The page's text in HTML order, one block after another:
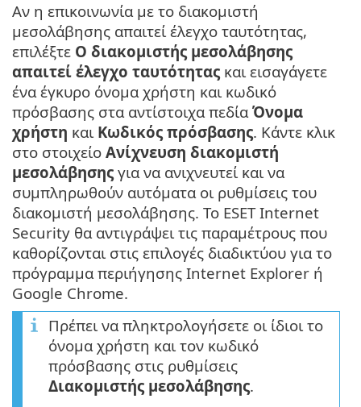
Αν η επικοινωνία με το διακομιστή
μεσολάβησης απαιτεί έλεγχο ταυτότητας,
επιλέξτε Ο διακομιστής μεσολάβησης
απαιτεί έλεγχο ταυτότητας και εισαγάγετε
ένα έγκυρο όνομα χρήστη και κωδικό
πρόσβασης στα αντίστοιχα πεδίαΌνομα
χρήστη και Κωδικός πρόσβασης. Κάντε κλικ
στο στοιχείο Ανίχνευση διακομιστή
μεσολάβησης για να ανιχνευτεί και να
συμπληρωθούν αυτόματα οι ρυθμίσεις του
διακομιστή μεσολάβησης. Το ESET Internet
Security θα αντιγράψει τις παραμέτρους που
καθορίζονται στις επιλογές διαδικτύου για το
πρόγραμμα περιήγησης Internet Explorer ή
Google Chrome.
Πρέπει να πληκτρολογήσετε οι ίδιοι το
όνομα χρήστη και τον κωδικό
πρόσβασης στις ρυθμίσεις
Διακομιστής μεσολάβησης.